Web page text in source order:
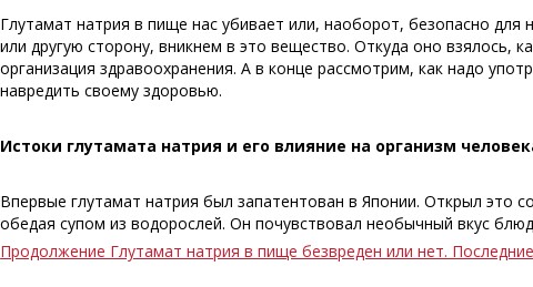
Глутамат натрия в пище нас убивает или, наоборот, безопасно
или другую сторону, вникнем в это вещество. Откуда оно взялось,
организация здравоохранения. А в конце рассмотрим, как надо
навредить своему здоровью.
Истоки глутамата натрия и его влияние на организм
Впервые глутамат натрия был запатентован в Японии. Открыл это
обедая супом из водорослей. Он почувствовал необычный вкус
Продолжение Глутамат натрия в пище безвреден или нет.